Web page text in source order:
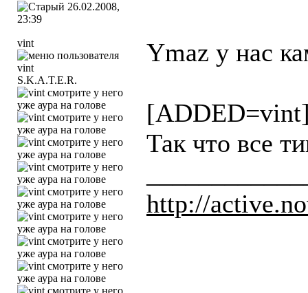
26.02.2008,
23:39
vint
S.K.A.T.E.R.
Ymaz у нас
Так что все
http://